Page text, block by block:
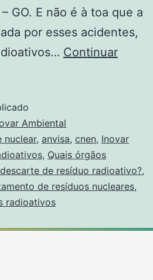
GO. E não é à toa que a
por esses acidentes,
Continuar
Ambiental
nuclear, anvisa, cnen, Inovar
, Quais órgãos
de resíduo radioativo?,
de resíduos nucleares,
radioativos